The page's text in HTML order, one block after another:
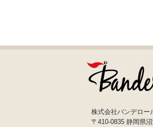
株式会社バンデロー
〒410-0835 静岡県